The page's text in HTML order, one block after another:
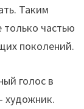
Таким
только частью
поколений.
голос в
художник.